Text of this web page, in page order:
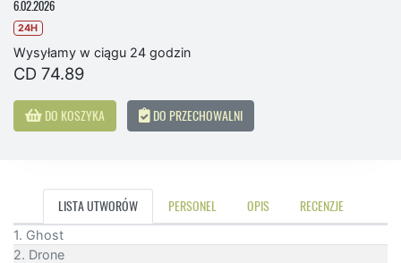
6.02.2026
24H
Wysyłamy w ciągu 24 godzin
CD 74.89
DO KOSZYKA DO PRZECHOWALNI
LISTA UTWORÓW PERSONEL OPIS RECENZJE
1. Ghost
2. Drone